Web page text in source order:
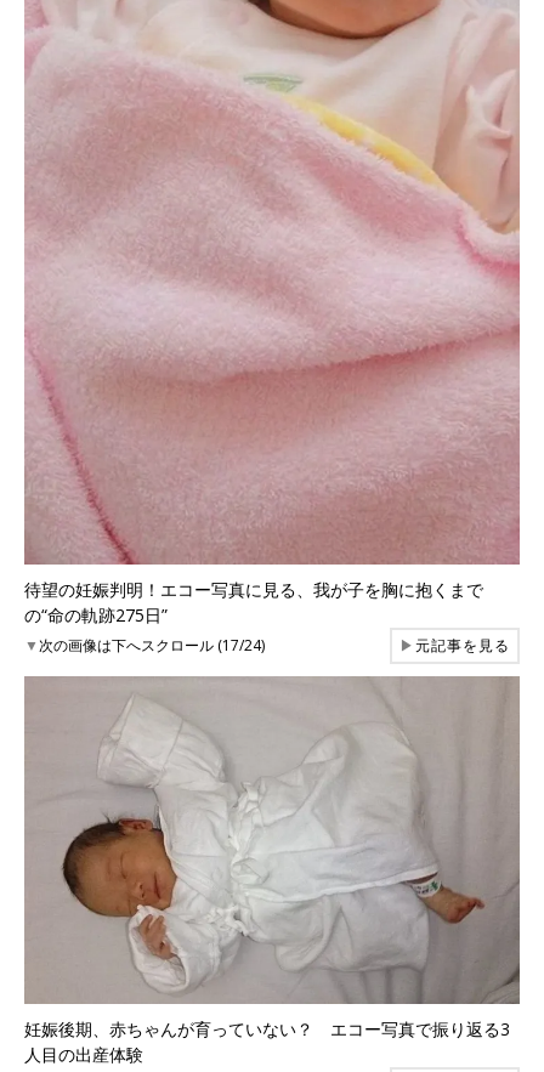
待望の妊娠判明！エコー写真に見る、我が子を胸に抱くまで
の“命の軌跡275日”
▼次の画像は下へスクロール (17/24) ▶元記事を見る
妊娠後期、赤ちゃんが育っていない？ エコー写真で振り返る3
人目の出産体験